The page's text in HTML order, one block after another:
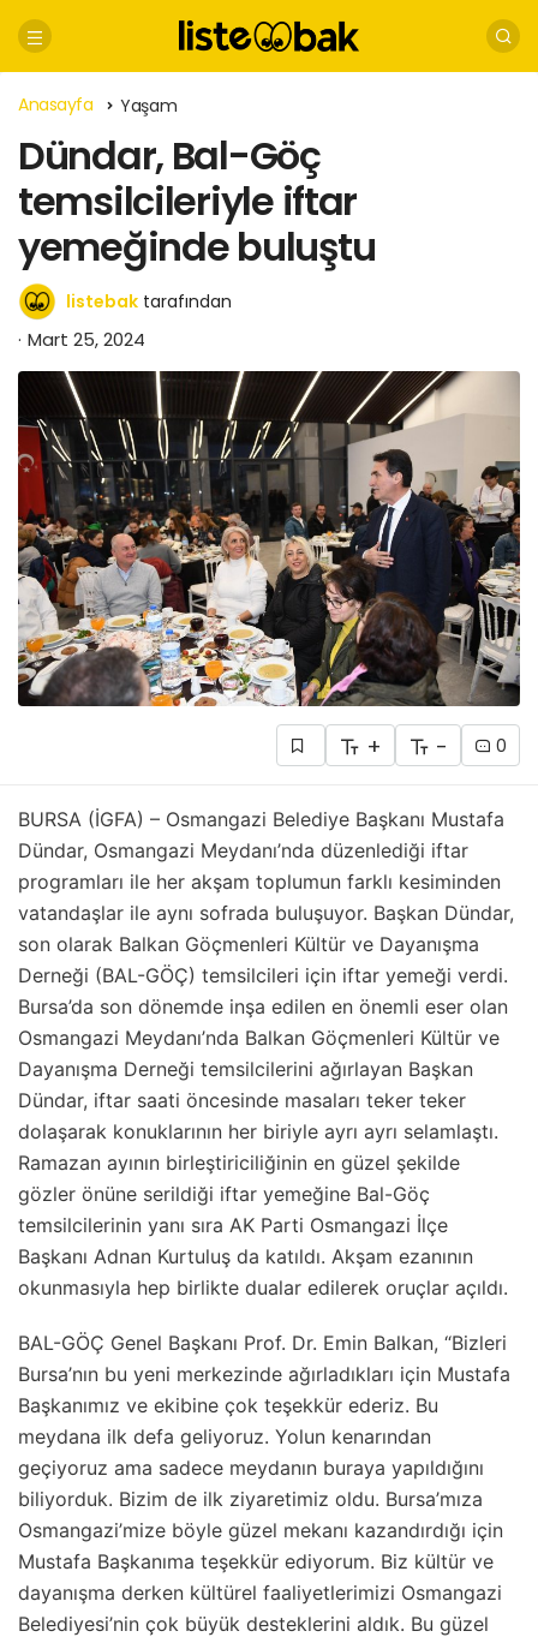
Anasayfa Yaşam
Dündar, Bal-Göç
temsilcileriyle iftar
yemeğinde buluştu
listebak tarafından
Mart 25, 2024
+ - 0
BURSA (İGFA) – Osmangazi Belediye Başkanı Mustafa
Dündar, Osmangazi Meydanı’nda düzenlediği iftar
programları ile her akşam toplumun farklı kesiminden
vatandaşlar ile aynı sofrada buluşuyor. Başkan Dündar,
son olarak Balkan Göçmenleri Kültür ve Dayanışma
Derneği (BAL-GÖÇ) temsilcileri için iftar yemeği verdi.
Bursa’da son dönemde inşa edilen en önemli eser olan
Osmangazi Meydanı’nda Balkan Göçmenleri Kültür ve
Dayanışma Derneği temsilcilerini ağırlayan Başkan
Dündar, iftar saati öncesinde masaları teker teker
dolaşarak konuklarının her biriyle ayrı ayrı selamlaştı.
Ramazan ayının birleştiriciliğinin en güzel şekilde
gözler önüne serildiği iftar yemeğine Bal-Göç
temsilcilerinin yanı sıra AK Parti Osmangazi İlçe
Başkanı Adnan Kurtuluş da katıldı. Akşam ezanının
okunmasıyla hep birlikte dualar edilerek oruçlar açıldı.
BAL-GÖÇ Genel Başkanı Prof. Dr. Emin Balkan, “Bizleri
Bursa’nın bu yeni merkezinde ağırladıkları için Mustafa
Başkanımız ve ekibine çok teşekkür ederiz. Bu
meydana ilk defa geliyoruz. Yolun kenarından
geçiyoruz ama sadece meydanın buraya yapıldığını
biliyorduk. Bizim de ilk ziyaretimiz oldu. Bursa’mıza
Osmangazi’mize böyle güzel mekanı kazandırdığı için
Mustafa Başkanıma teşekkür ediyorum. Biz kültür ve
dayanışma derken kültürel faaliyetlerimizi Osmangazi
Belediyesi’nin çok büyük desteklerini aldık. Bu güzel